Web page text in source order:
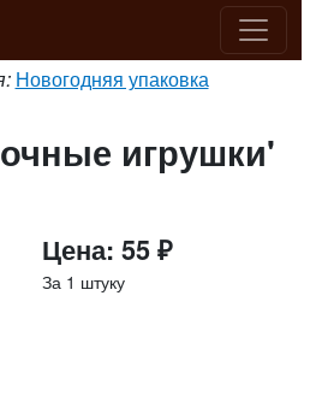
Новогодняя упаковка
игрушки'
Цена: 55 ₽
За 1 штуку